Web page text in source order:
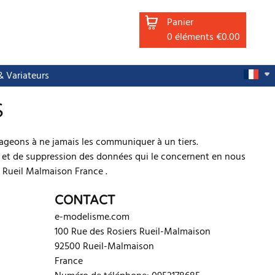
Panier
0éléments€0.00
Variateurs
à ne jamais les communiquer à un tiers.
de suppression des données qui le concernent en nous
Malmaison France .
CONTACT
e-modelisme.com
100 Rue des Rosiers Rueil-Malmaison
92500 Rueil-Malmaison
France